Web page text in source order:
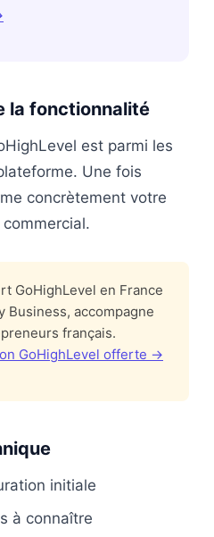
la fonctionnalité
est parmi les
Une fois
concrètement votre
GoHighLevel en France
Business, accompagne
français.
GoHighLevel offerte →
initiale
à connaître